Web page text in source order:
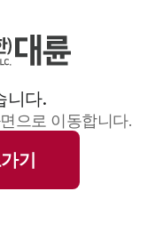
니다.
으로 이동합니다.
기